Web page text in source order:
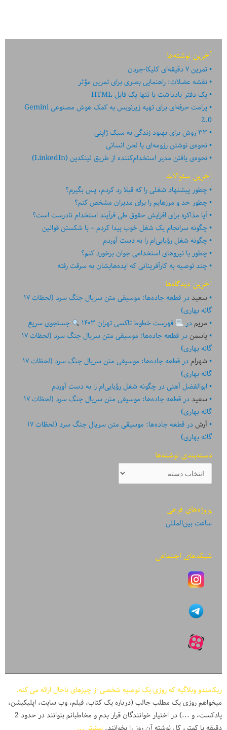
آخرین نوشته‌ها
تمرین ۷ دقیقه‌ای کلیکا-جردن
نقشه عضلات: راهنمایی بصری برای تمرین مؤثر
یک دفتر یادداشت با تنها یک فایل HTML
پرامت حرفه‌ای برای تهیه زیرنویس به کمک هوش مصنوعی Gemini
2.0
۳۳ روش برای بهبود زندگی به سبک ژاپنی
نحوه‌ی نوشتن رزومه‌ای با لحن انسانی
نحوه‌ی یافتن مدیر استخدام‌کننده از طریق لینکدین (LinkedIn)
آخرین سئوالات
چطور پیشنهاد شغلی را که قبلا رد کردم، پس بگیرم؟
چطور حد و مرزهایم را برای مدیران مشخص کنم؟
آیا مذاکره برای افزایش حقوق طی فرآیند استخدام نادرست است؟
چگونه سرانجام یک شغل خوب پیدا کردم – با شکستن قوانین
چگونه شغل رؤیایی‌ام را به دست آوردم
چطور با نیروهای استخدامی جوان برخورد کنم؟
چند توصیه به کارآفرینانی که ایده‏‏‌‏‏‌هایشان به سرقت رفته
آخرین دیدگاه‌ها
سعیددر
قطعه جاده‌ها: موسیقی متن سریال جنگ سرد (لحظات ۱۷
گانه بهاری)
مریمدر فهرست خطوط تاکسی تهران ۱۴۰۳
جستجوی سریع
یاسمندر
قطعه جاده‌ها: موسیقی متن سریال جنگ سرد (لحظات ۱۷
گانه بهاری)
شهرامدر
قطعه جاده‌ها: موسیقی متن سریال جنگ سرد (لحظات ۱۷
گانه بهاری)
ابوالفضل آهنیدرچگونه شغل رؤیایی‌ام را به دست آوردم
سعیددر
قطعه جاده‌ها: موسیقی متن سریال جنگ سرد (لحظات ۱۷
گانه بهاری)
آرشدر
قطعه جاده‌ها: موسیقی متن سریال جنگ سرد (لحظات ۱۷
گانه بهاری)
دسته‌بندی نوشته‌ها
دسته‌بندی
نوشته‌ها
پروژه‌های فرعی
ساعت بین‌المللی
شبکه‌های اجتماعی
ریکامندو وبلاگیه که روزی یک توصیه شخصی از چیزهای باحال ارائه می کنه.
میخواهم روزی یک مطلب جالب (درباره یک کتاب، فیلم، وب سایت، اپلیکیشن،
پادکست، و ...) در اختیار خوانندگان قرار بدم و مخاطبانم بتوانند در حدود 2